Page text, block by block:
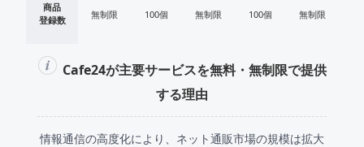
商品
登録数
無制限 100個 無制限 100個 無制限
Cafe24が主要サービスを無料・無制限で提供
する理由
情報通信の高度化により、ネット通販市場の規模は拡大